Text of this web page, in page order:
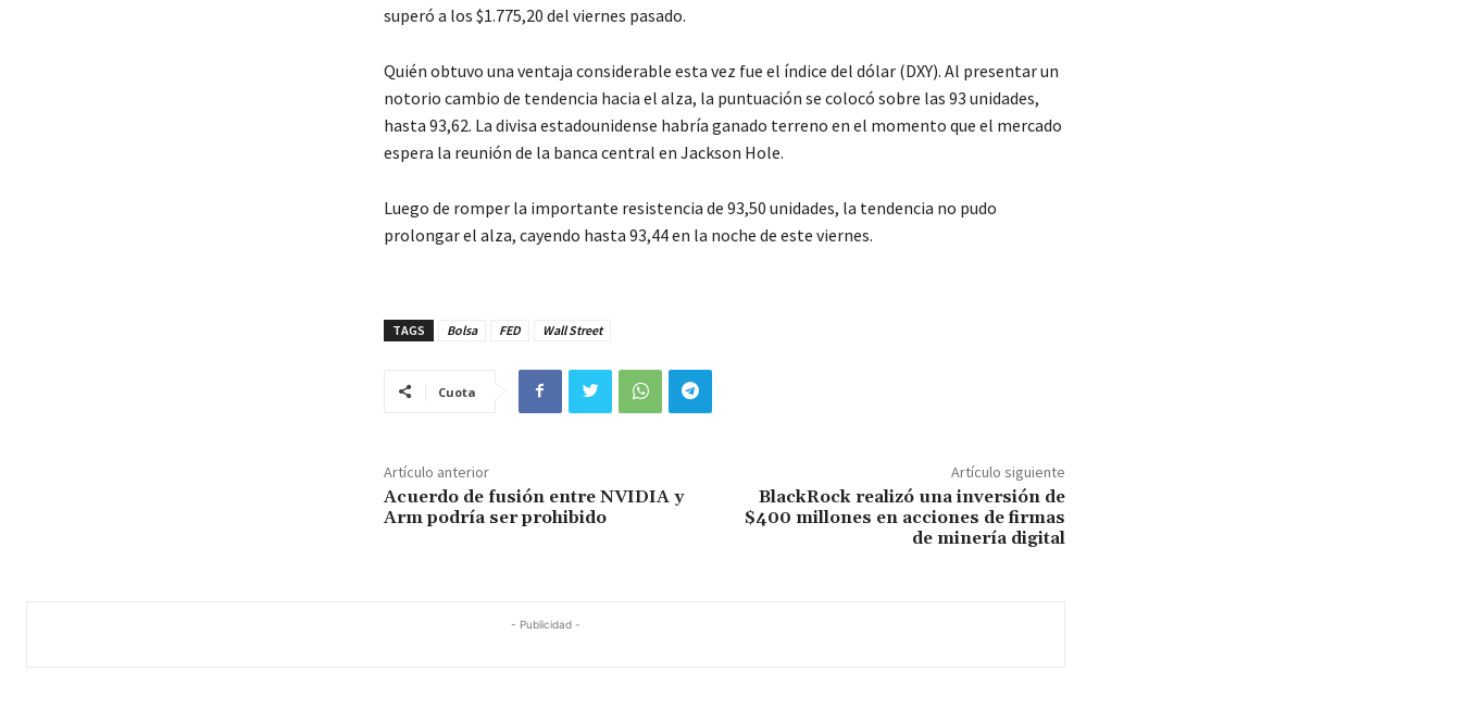
superó a los $1.775,20 del viernes pasado.
Quién obtuvo una ventaja considerable esta vez fue el índice del dólar (DXY). Al presentar un
notorio cambio de tendencia hacia el alza, la puntuación se colocó sobre las 93 unidades,
hasta 93,62. La divisa estadounidense habría ganado terreno en el momento que el mercado
espera la reunión de la banca central en Jackson Hole.
Luego de romper la importante resistencia de 93,50 unidades, la tendencia no pudo
prolongar el alza, cayendo hasta 93,44 en la noche de este viernes.
TAGS Bolsa FED Wall Street
Cuota
Artículo anterior
Acuerdo de fusión entre NVIDIA y
Arm podría ser prohibido
Artículo siguiente
BlackRock realizó una inversión de
$400 millones en acciones de firmas
de minería digital
- Publicidad -